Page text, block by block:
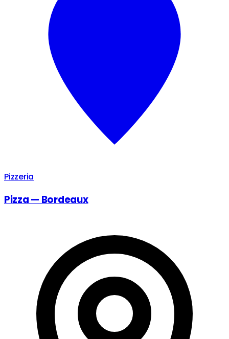
Pizzeria
Pizza — Bordeaux